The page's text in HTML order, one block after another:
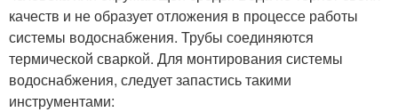
качеств и не образует отложения в процессе работы
системы водоснабжения. Трубы соединяются
термической сваркой. Для монтирования системы
водоснабжения, следует запастись такими
инструментами: